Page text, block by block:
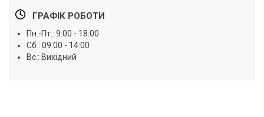
ГРАФІК РОБОТИ
Пн.-Пт.: 9:00 - 18:00
Сб.: 09:00 - 14:00
Вс.: Вихідний